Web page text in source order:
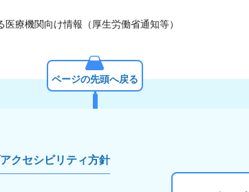
医療機関向け情報（厚生労働省通知等）
ページの先頭へ戻る
クセシビリティ方針